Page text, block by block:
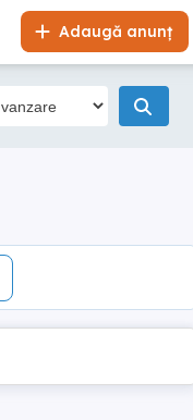
Adaugă anunț